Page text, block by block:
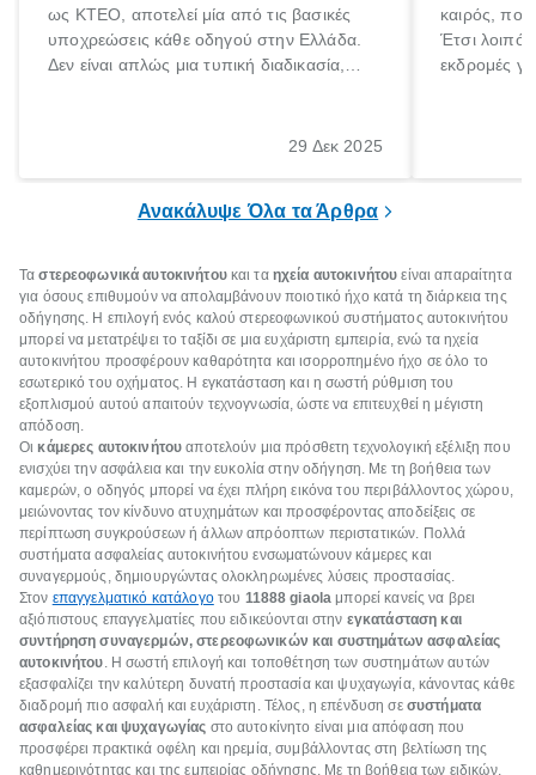
ως ΚΤΕΟ, αποτελεί μία από τις βασικές
υποχρεώσεις κάθε οδηγού στην Ελλάδα.
Δεν είναι απλώς μια τυπική διαδικασία,
οδηγών και του περιβάλλοντος. Ωστόσο,
29 Δεκ 2025
καιρός, που
Έτσι
εκδρομές
Ανακάλυψε Όλα τα Άρθρα
Ταστερεοφωνικά αυτοκινήτουκαι τα ηχεία αυτοκινήτου είναι απαραίτητα
για όσους επιθυμούν να απολαμβάνουν ποιοτικό ήχο κατά τη διάρκεια της
οδήγησης. Η επιλογή ενός καλού στερεοφωνικού συστήματος αυτοκινήτου
μπορεί να μετατρέψει το ταξίδι σε μια ευχάριστη εμπειρία, ενώ τα ηχεία
αυτοκινήτου προσφέρουν καθαρότητα και ισορροπημένο ήχο σε όλο το
εσωτερικό του οχήματος. Η εγκατάσταση και η σωστή ρύθμιση του
εξοπλισμού αυτού απαιτούν τεχνογνωσία, ώστε να επιτευχθεί η μέγιστη
απόδοση.
Οι κάμερες αυτοκινήτου αποτελούν μια πρόσθετη τεχνολογική εξέλιξη που
ενισχύει την ασφάλεια και την ευκολία στην οδήγηση. Με τη βοήθεια των
καμερών, ο οδηγός μπορεί να έχει πλήρη εικόνα του περιβάλλοντος χώρου,
μειώνοντας τον κίνδυνο ατυχημάτων και προσφέροντας αποδείξεις σε
περίπτωση συγκρούσεων ή άλλων απρόοπτων περιστατικών. Πολλά
συστήματα ασφαλείας αυτοκινήτου ενσωματώνουν κάμερες και
συναγερμούς, δημιουργώντας ολοκληρωμένες λύσεις προστασίας.
Στον επαγγελματικό κατάλογοτου 11888giaola μπορεί κανείς να βρει
αξιόπιστους επαγγελματίες που ειδικεύονται στην εγκατάσταση και
συντήρηση συναγερμών, στερεοφωνικών και συστημάτων ασφαλείας
αυτοκινήτου. Η σωστή επιλογή και τοποθέτηση των συστημάτων αυτών
εξασφαλίζει την καλύτερη δυνατή προστασία και ψυχαγωγία, κάνοντας κάθε
διαδρομή πιο ασφαλή και ευχάριστη. Τέλος, η επένδυση σε συστήματα
ασφαλείας και ψυχαγωγίας στο αυτοκίνητο είναι μια απόφαση που
προσφέρει πρακτικά οφέλη και ηρεμία, συμβάλλοντας στη βελτίωση της
καθημερινότητας και της εμπειρίας οδήγησης. Με τη βοήθεια των ειδικών,